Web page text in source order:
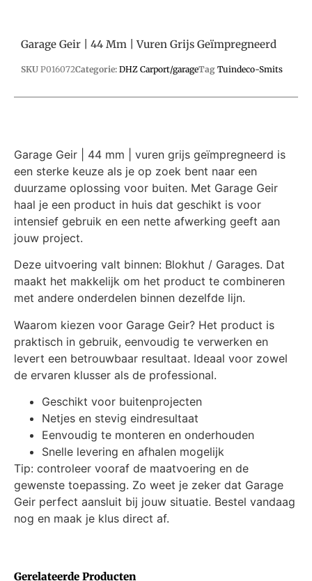
Gerelateerde Producten
Garage Geir | 44 Mm | Vuren Grijs Geïmpregneerd
SKU P016072Categorie: DHZ Carport/garageTag Tuindeco-Smits
Garage Geir | 44 mm | vuren grijs geïmpregneerd is
een sterke keuze als je op zoek bent naar een
duurzame oplossing voor buiten. Met Garage Geir
haal je een product in huis dat geschikt is voor
intensief gebruik en een nette afwerking geeft aan
jouw project.
Deze uitvoering valt binnen: Blokhut / Garages. Dat
maakt het makkelijk om het product te combineren
met andere onderdelen binnen dezelfde lijn.
Waarom kiezen voor Garage Geir? Het product is
praktisch in gebruik, eenvoudig te verwerken en
levert een betrouwbaar resultaat. Ideaal voor zowel
de ervaren klusser als de professional.
Geschikt voor buitenprojecten
Netjes en stevig eindresultaat
Eenvoudig te monteren en onderhouden
Snelle levering en afhalen mogelijk
Tip: controleer vooraf de maatvoering en de
gewenste toepassing. Zo weet je zeker dat Garage
Geir perfect aansluit bij jouw situatie. Bestel vandaag
nog en maak je klus direct af.